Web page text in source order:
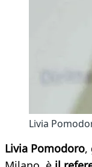
Livia
Livia Pomodoro,